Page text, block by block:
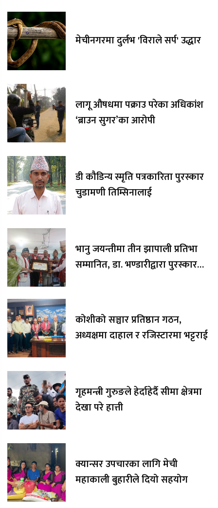
मेचीनगरमा दुर्लभ 'विराले सर्प' उद्धार
लागू औषधमा पक्राउ परेका अधिकांश
‘ब्राउन सुगर’का आरोपी
डी कौडिन्य स्मृति पत्रकारिता पुरस्कार
चुडामणी तिम्सिनालाई
भानु जयन्तीमा तीन झापाली प्रतिभा
सम्मानित, डा. भण्डारीद्वारा पुरस्कार
कोशीको सञ्चार प्रतिष्ठान गठन,
अध्यक्षमा दाहाल र रजिस्टारमा भट्टराई
गृहमन्त्री गुरुङले हेर्दाहेर्दै सीमा क्षेत्रमा
देखा परे हात्ती
क्यान्सर उपचारका लागि मेची
महाकाली बुहारीले दियो सहयोग